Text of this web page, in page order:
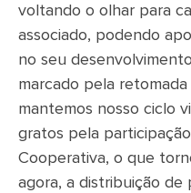
voltando o olhar para
associado, podendo
no seu
marcado pela
mantemos nosso ciclo
gratos pela
Cooperativa, o que
agora, a distribuição de